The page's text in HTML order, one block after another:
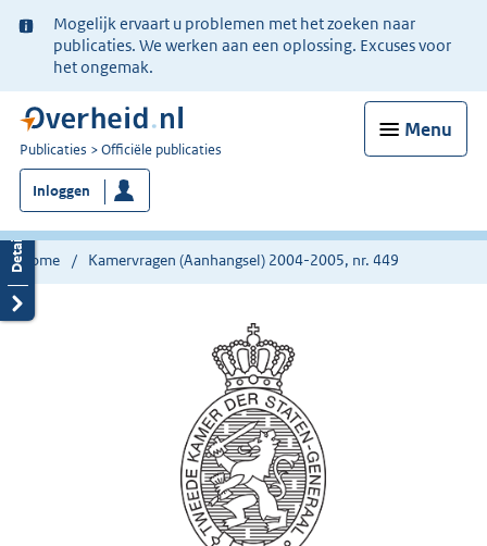
Ter
informatie:
Mogelijk ervaart u problemen met het zoeken naar
publicaties. We werken aan een oplossing. Excuses voor
het ongemak.
Menu
U
bent
nu
hier:
Publicaties Officiële publicaties
Inloggen
Home Kamervragen (Aanhangsel) 2004-2005, nr. 449